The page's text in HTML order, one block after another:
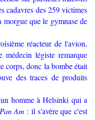
cadavres des 259 victimes
que le gymnase de
réacteur de l'avion,
médecin légiste remarque
corps, donc la bombe était
des traces de produits
homme à Helsinki qui a
Pan Am : il s'avère que c'est